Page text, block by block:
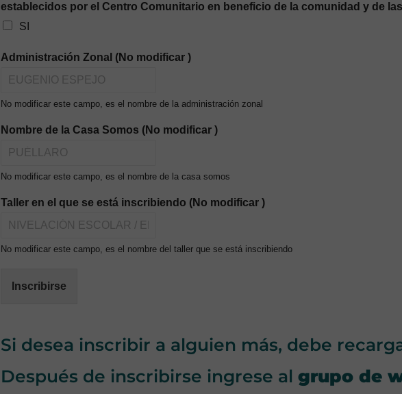
establecidos por el Centro Comunitario en beneficio de la comunidad y de
SI
Administración Zonal (No modificar )
No modificar este campo, es el nombre de la administración zonal
Nombre de la Casa Somos (No modificar )
No modificar este campo, es el nombre de la casa somos
Taller en el que se está inscribiendo (No modificar )
No modificar este campo, es el nombre del taller que se está inscribiendo
Inscribirse
Si desea inscribir a alguien más, debe
Después de inscribirse ingrese al grupo de